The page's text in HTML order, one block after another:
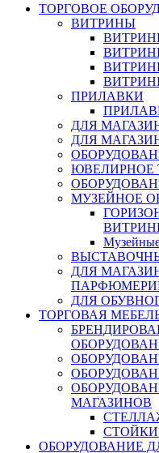
ТОРГОВОЕ
ВИТРИНЫ
ПРИЛАВКИ
ДЛЯ
ДЛЯ
ЮВЕЛИРНОЕ
МУЗЕЙНОЕ
ДЛЯ
ДЛЯ
ТОРГОВАЯ
МАГАЗИНОВ
ОБОРУДОВАНИЕ